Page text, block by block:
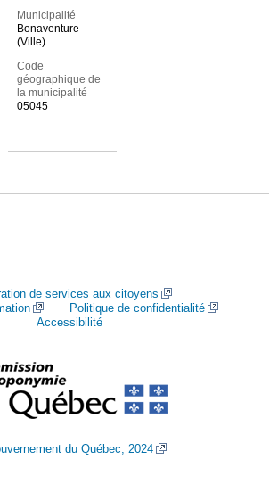
Municipalité
Bonaventure
(Ville)
Code
géographique de
la municipalité
05045
de services aux citoyens
Politique de confidentialité
Accessibilité
du Québec, 2024